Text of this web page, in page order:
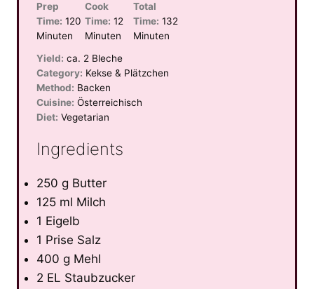
Prep
Time: 120
Minuten
Cook
Time: 12
Minuten
Total
Time: 132
Minuten
Yield: ca. 2 Bleche
Category: Kekse & Plätzchen
Method: Backen
Cuisine: Österreichisch
Diet: Vegetarian
Ingredients
250 g Butter
125 ml Milch
1 Eigelb
1 Prise Salz
400 g Mehl
2 EL Staubzucker